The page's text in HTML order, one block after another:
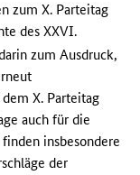
zum X. Parteitag
des XXVI.
zum Ausdruck,
X. Parteitag
auch für die
insbesondere
der